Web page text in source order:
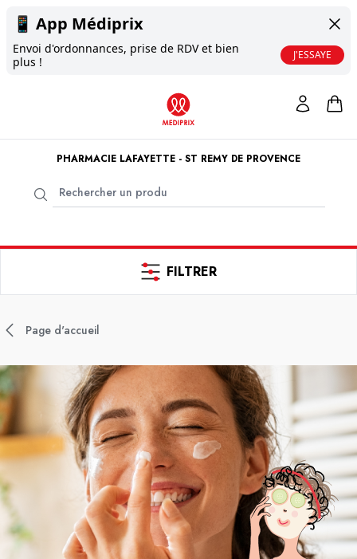
📱 App Médiprix
Envoi d'ordonnances, prise de RDV et bien
plus !
J'ESSAYE
PHARMACIE LAFAYETTE - ST REMY DE PROVENCE
FILTRER
Page d'accueil